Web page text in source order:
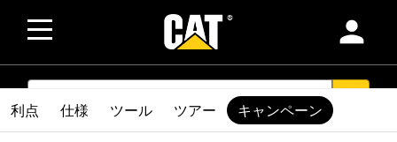
person
SEARCH
利点 仕様 ツール ツアー キャンペーン